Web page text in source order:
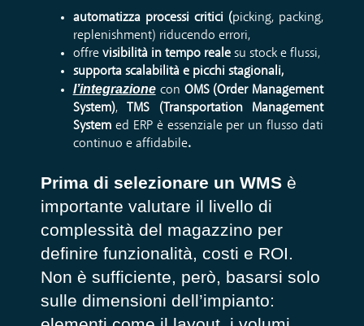
automatizza processi critici (picking, packing,
replenishment) riducendo errori,
offrevisibilità in tempo reale su stock e flussi,
supporta scalabilità e picchi stagionali,
l’integrazionecon OMS (Order Management
System),TMS
(Transportation Management
Systemed ERP è essenziale per un flusso dati
continuo e affidabile.
Prima di selezionare un WMS è
importante valutare il livello di
complessità del magazzino per
definire funzionalità, costi e ROI.
Non è sufficiente, però, basarsi solo
sulle dimensioni dell’impianto: